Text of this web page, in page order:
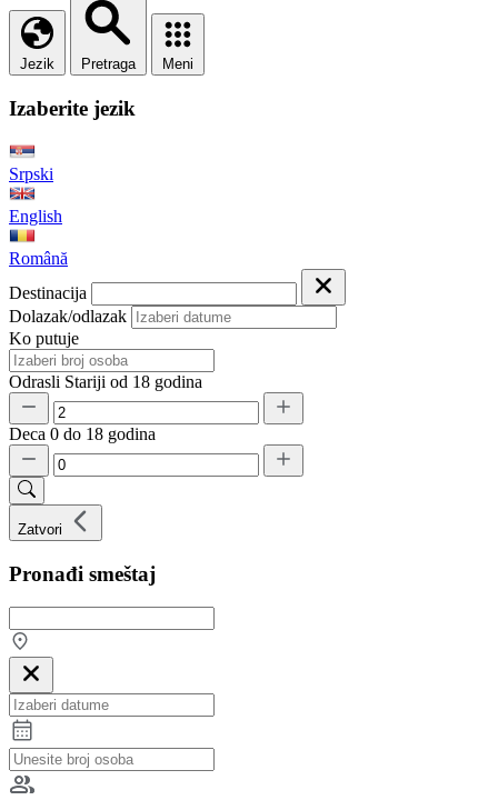
Jezik Pretraga Meni
Izaberite jezik
Srpski
English
Română
Destinacija
Dolazak/odlazak
Ko putuje
Odrasli Stariji od 18 godina
Deca 0 do 18 godina
Zatvori
Pronađi smeštaj